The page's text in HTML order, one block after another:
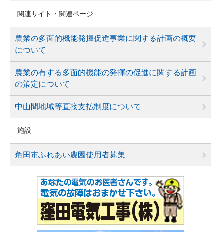
関連サイト・関連ページ
農業の多面的機能発揮促進事業に関する計画の概要
について
農業の有する多面的機能の発揮の促進に関する計画
の策定について
中山間地域等直接支払制度について
施設
角田市ふれあい農園使用者募集